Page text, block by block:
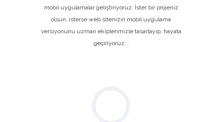
mobil uygulamalar geliştiriyoruz. İster bir projeniz
olsun, isterse web sitenizin mobil uygulama
versiyonunu uzman ekiplerimizle tasarlayıp, hayata
geçiriyoruz...